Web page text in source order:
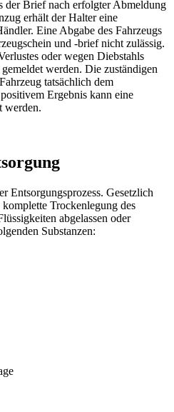
der Brief nach erfolgter Abmeldung
erhält der Halter eine
Eine Abgabe des Fahrzeugs
und -brief nicht zulässig.
oder wegen Diebstahls
werden. Die zuständigen
tatsächlich dem
Ergebnis kann eine
werden.
Entsorgungsprozess. Gesetzlich
Trockenlegung des
abgelassen oder
Substanzen: